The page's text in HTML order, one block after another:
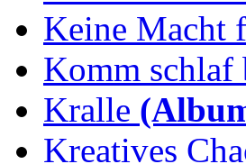
Keine Macht
Komm schlaf
Kralle
Kreatives